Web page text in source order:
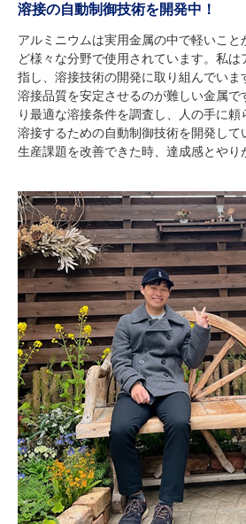
溶接の自動制御技術を開発中！
アルミニウムは実用金属の中で軽いこと
ど様々な分野で使用されています。私は
指し、溶接技術の開発に取り組んでいま
溶接品質を安定させるのが難しい金属で
り最適な溶接条件を調査し、人の手に頼
溶接するための自動制御技術を開発し
生産課題を改善できた時、達成感とやり